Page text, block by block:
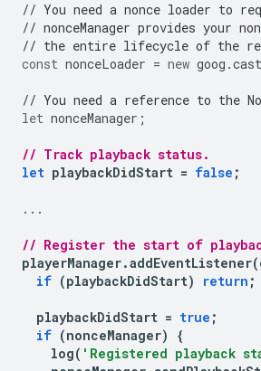
// You need a nonce loader to
// nonceManager provides your
// the entire lifecycle of the
const nonceLoader = new goog .cast
// You need a reference to the
let nonceManager ;
// Track playback status.
let playbackDidStart = false ;
...
// Register the start of
playerManager.addEventListener(
if (playbackDidStart) return ;
playbackDidStart = true ;
if (nonceManager)
{
log( 'Registered playback